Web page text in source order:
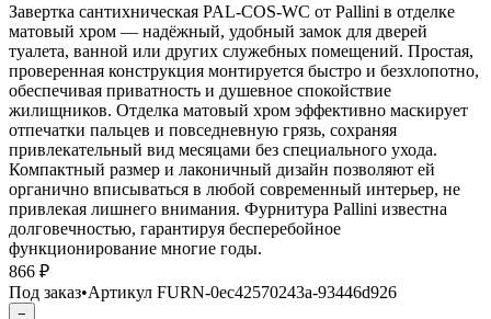
Завертка сантихническая PAL-COS-WC от Pallini в отделке
матовый хром — надёжный, удобный замок для дверей
туалета, ванной или других служебных помещений. Простая,
проверенная конструкция монтируется быстро и безхлопотно,
обеспечивая приватность и душевное спокойствие
жилищников. Отделка матовый хром эффективно маскирует
отпечатки пальцев и повседневную грязь, сохраняя
привлекательный вид месяцами без специального ухода.
Компактный размер и лаконичный дизайн позволяют ей
органично вписываться в любой современный интерьер, не
привлекая лишнего внимания. Фурнитура Pallini известна
долговечностью, гарантируя бесперебойное
функционирование многие годы.
866 ₽
Под заказ•Артикул FURN-0ec42570243a-93446d926
−